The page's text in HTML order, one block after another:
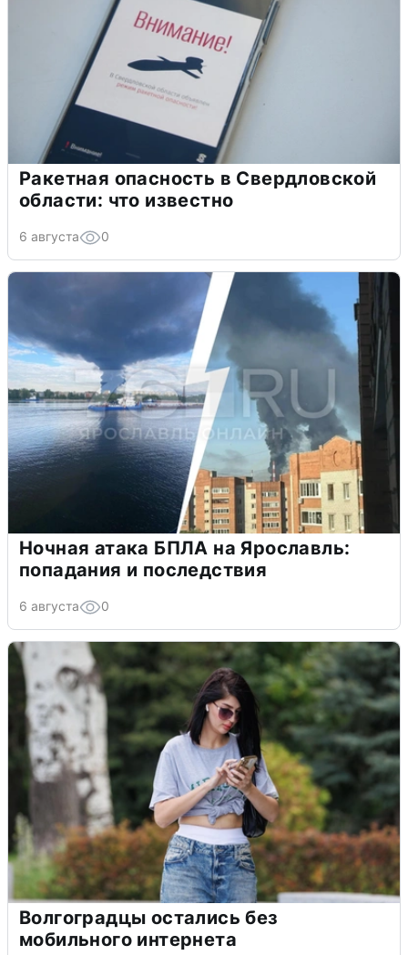
Ракетная опасность в Свердловской
области: что известно
6 августа 0
Ночная атака БПЛА на Ярославль:
попадания и последствия
6 августа 0
Волгоградцы остались без
мобильного интернета